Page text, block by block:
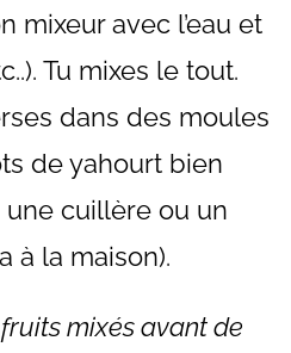
mixeur avec l’eau et
Tu mixes le tout.
dans des moules
de yahourt bien
cuillère ou un
à la maison).
mixés avant de